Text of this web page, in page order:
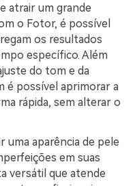
atrair um grande
o Fotor, é possível
os resultados
específico. Além
do tom e da
é possível aprimorar a
rápida, sem alterar o
uma aparência de pele
em suas
versátil que atende